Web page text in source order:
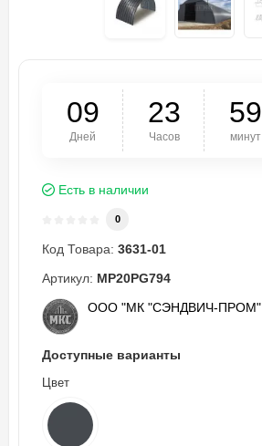
09
Дней
23
Часов
59
минут
Есть в наличии
0
Код Товара: 3631-01
Артикул: MP20PG794
ООО "МК "СЭНДВИЧ-ПРОМ"
Доступные варианты
Цвет